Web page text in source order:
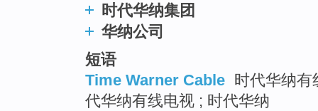
时代华纳集团
华纳公司
短语
Time Warner Cable 时代华纳有
代华纳有线电视 ; 时代华纳